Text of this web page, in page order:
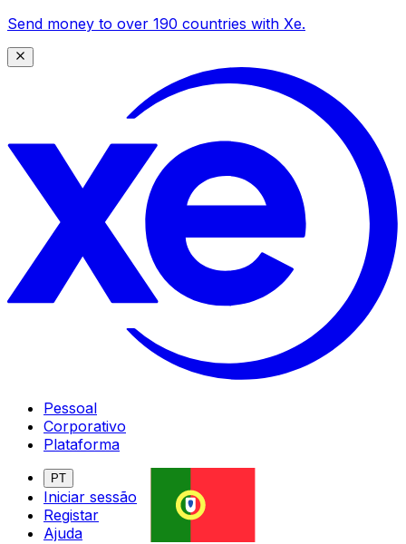
Send money to over 190 countries with Xe.
Pessoal
Corporativo
Plataforma
PT
Iniciar sessão
Registar
Ajuda